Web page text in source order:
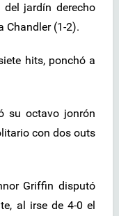
jardín derecho
Chandler (1-2).
hits, ponchó a
su octavo jonrón
con dos outs
Griffin disputó
al irse de 4-0 el